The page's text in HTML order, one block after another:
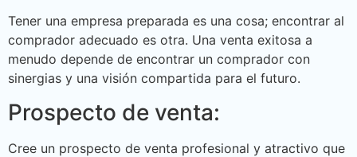
Tener una empresa preparada es una cosa; encontrar al
comprador adecuado es otra. Una venta exitosa a
menudo depende de encontrar un comprador con
sinergias y una visión compartida para el futuro.
Prospecto de venta:
Cree un prospecto de venta profesional y atractivo que